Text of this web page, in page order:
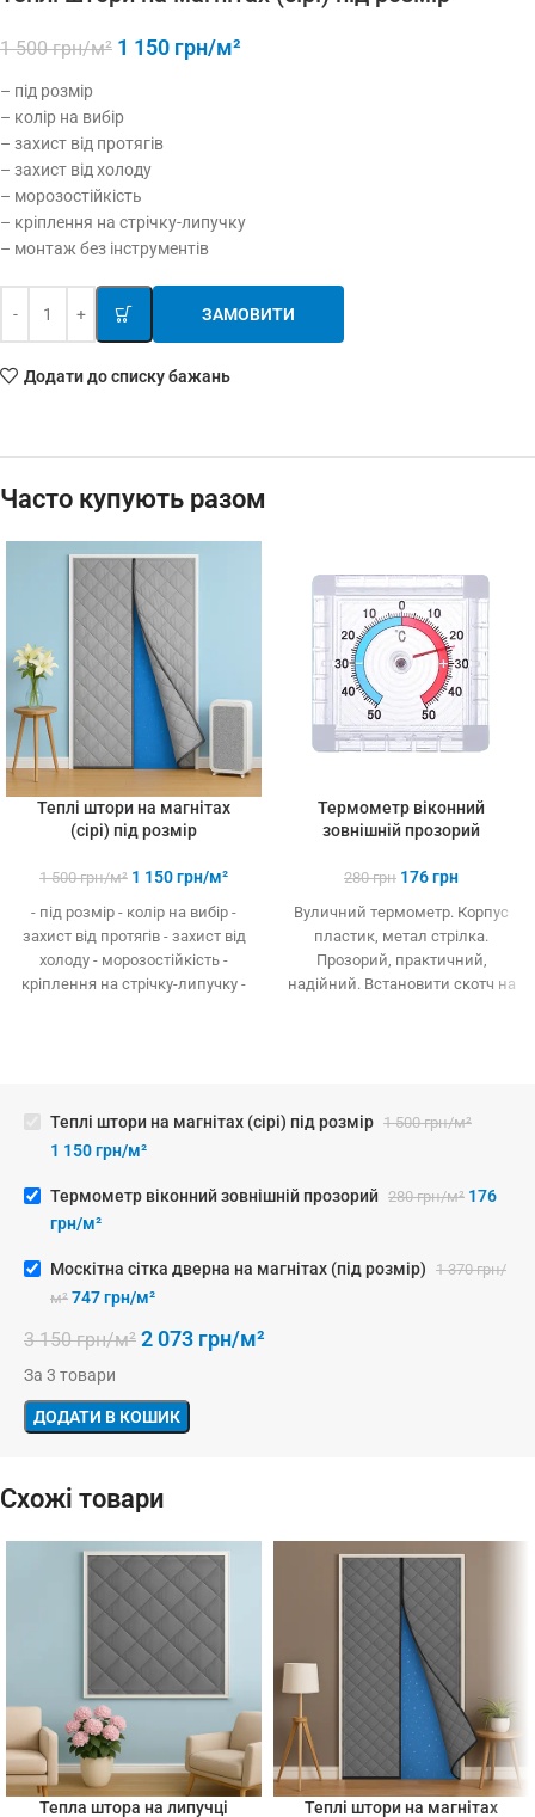
1 500грн/м² 1 150 грн/м²
– під розмір
– колір на вибір
– захист від протягів
– захист від холоду
– морозостійкість
– кріплення на стрічку-липучку
– монтаж без інструментів
ЗАМОВИТИ
Додати до списку бажань
Часто купують разом
Теплі штори на магнітах
(сірі) пiд розмiр
1 500грн/м² 1 150грн/м²
- під розмір - колір на вибір -
захист від протягів - захист від
холоду - морозостійкість -
кріплення на стрічку-липучку -
Термометр віконний
зовнішній прозорий
280грн 176грн
Вуличний термометр. Корпус
пластик, метал стрілка.
Прозорий, практичний,
надійний. Встановити скотч на
Теплі штори на магнітах (сірі) пiд розмiр 1 500грн/м²
1 150грн/м²
Термометр віконний зовнішній прозорий 280грн/м² 176
грн/м²
Москітна сітка дверна на магнітах (під розмір) 1 370грн/
м² 747грн/м²
3 150грн/м² 2 073 грн/м²
За 3 товари
ДОДАТИ В КОШИК
Схожі товари
Тепла штора на липучці Теплі штори на магнітах